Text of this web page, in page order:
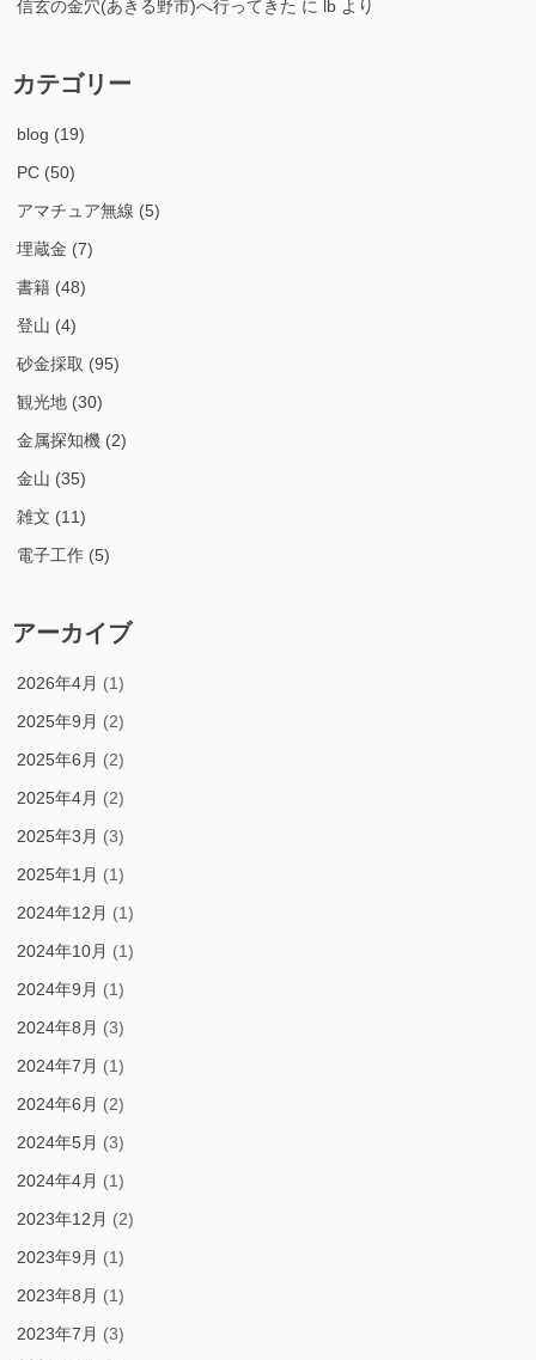
信玄の金穴(あきる野市)へ行ってきた に lb より
カテゴリー
blog (19)
PC (50)
アマチュア無線 (5)
埋蔵金 (7)
書籍 (48)
登山 (4)
砂金採取 (95)
観光地 (30)
金属探知機 (2)
金山 (35)
雑文 (11)
電子工作 (5)
アーカイブ
2026年4月 (1)
2025年9月 (2)
2025年6月 (2)
2025年4月 (2)
2025年3月 (3)
2025年1月 (1)
2024年12月 (1)
2024年10月 (1)
2024年9月 (1)
2024年8月 (3)
2024年7月 (1)
2024年6月 (2)
2024年5月 (3)
2024年4月 (1)
2023年12月 (2)
2023年9月 (1)
2023年8月 (1)
2023年7月 (3)